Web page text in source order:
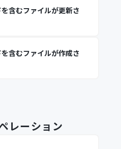
含むファイルが更新さ
含むファイルが作成さ
レーション